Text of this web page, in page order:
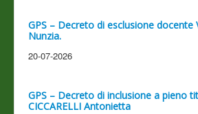
GPS – Decreto di esclusione docente
Nunzia.
20-07-2026
GPS – Decreto di inclusione a pieno
CICCARELLI Antonietta